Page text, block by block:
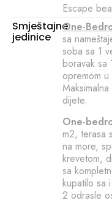
Escape
Smještajne
jedinice
One-
sa
soba sa 1
boravak sa
opremom
dijete.
One-
m2, terasa
na more,
krevetom,
sa
kupatilo sa
2 odrasle